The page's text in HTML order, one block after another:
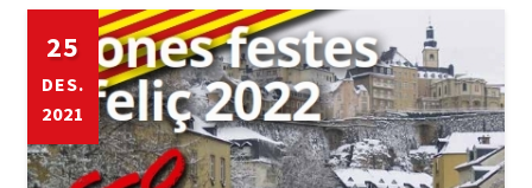
25
DES.
2021